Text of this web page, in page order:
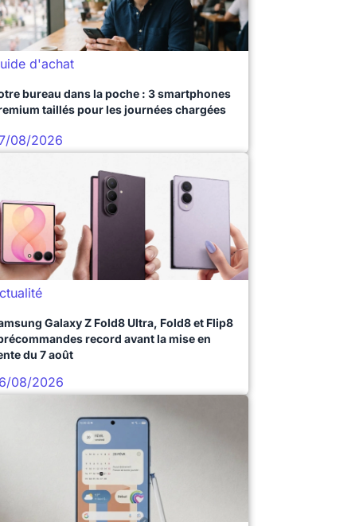
d'achat
bureau dans la poche : 3 smartphones
taillés pour les journées chargées
08/2026
Galaxy Z Fold8 Ultra, Fold8 et Flip8
record avant la mise en
du 7 août
08/2026